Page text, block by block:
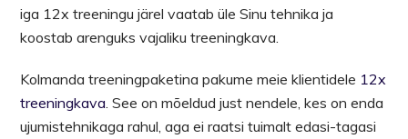
iga 12x treeningu järel vaatab üle Sinu tehnika ja
koostab arenguks vajaliku treeningkava.
Kolmanda treeningpaketina pakume meie klientidele 12x
treeningkava . See on mõeldud just nendele, kes on enda
ujumistehnikaga rahul, aga ei raatsi tuimalt edasi-tagasi